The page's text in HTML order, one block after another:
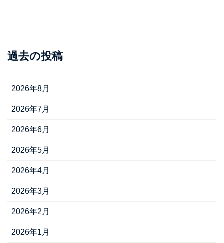
過去の投稿
2026年8月
2026年7月
2026年6月
2026年5月
2026年4月
2026年3月
2026年2月
2026年1月